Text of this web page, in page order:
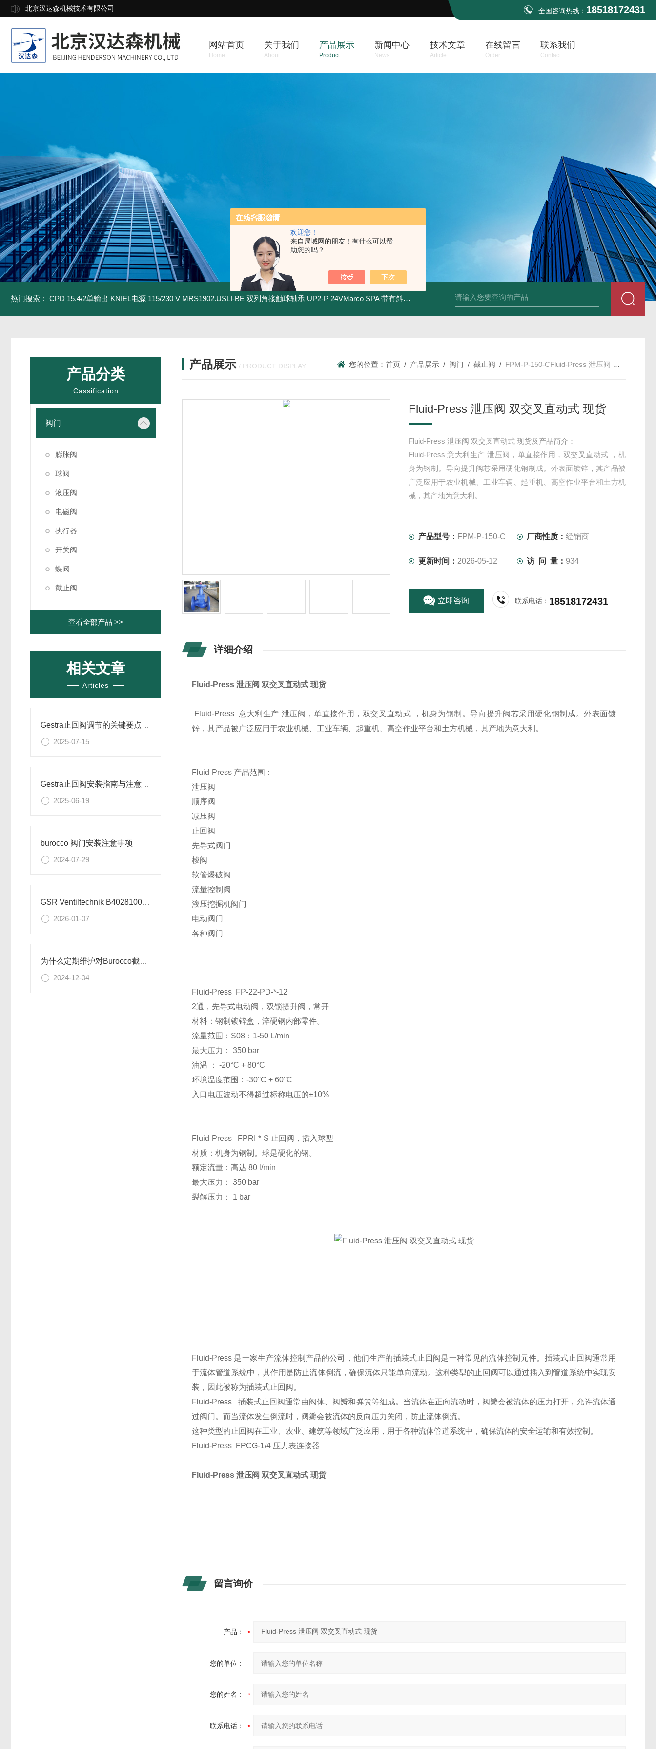
欢迎您！
来自局域网的朋友！有什么可以帮
助您的吗？
北京汉达森机械技术有限公司 全国咨询热线： 18518172431
网站首页
Home
关于我们
About
产品展示
Product
新闻中心
News
技术文章
Article
在线留言
Order
联系我们
Contact
热门搜索： CPD 15.4/2单输出 KNIEL电源 115/230 V MRS1902.USLI-BE 双列角接触球轴承 UP2-P 24VMarco SPA 带有斜齿轮青铜润滑油泵 UP2-P 24VMarco SPA带有螺旋青铜齿轮的自吸电动泵
产品分类
Cassification
阀门
膨胀阀
球阀
液压阀
电磁阀
执行器
开关阀
蝶阀
截止阀
查看全部产品 >>
相关文章
Articles
Gestra止回阀调节的关键要点与操作指南
2025-07-15
Gestra止回阀安装指南与注意事项详解
2025-06-19
burocco 阀门安装注意事项
2024-07-29
GSR Ventiltechnik B40281002.032X 截止阀的技术参数
2026-01-07
为什么定期维护对Burocco截止阀至关重要？
2024-12-04
产品展示 / PRODUCT DISPLAY 您的位置：首页 / 产品展示 / 阀门 /截止阀 / FPM-P-150-CFluid-Press 泄压阀 双交叉直动式 现货
Fluid-Press 泄压阀 双交叉直动式 现货
Fluid-Press 泄压阀 双交叉直动式 现货及产品简介：
Fluid-Press 意大利生产 泄压阀，单直接作用，双交叉直动式 ，机
身为钢制。导向提升阀芯采用硬化钢制成。外表面镀锌，其产品被
广泛应用于农业机械、工业车辆、起重机、高空作业平台和土方机
械，其产地为意大利。
产品型号： FPM-P-150-C 厂商性质：经销商
更新时间： 2026-05-12 访 问 量： 934
立即咨询 联系电话： 18518172431
详细介绍
Fluid-Press 泄压阀 双交叉直动式 现货
Fluid-Press 意大利生产 泄压阀，单直接作用，双交叉直动式 ，机身为钢制。导向提升阀芯采用硬化钢制成。外表面镀
锌，其产品被广泛应用于农业机械、工业车辆、起重机、高空作业平台和土方机械，其产地为意大利。
Fluid-Press 产品范围：
泄压阀
顺序阀
减压阀
止回阀
先导式阀门
梭阀
软管爆破阀
流量控制阀
液压挖掘机阀门
电动阀门
各种阀门
Fluid-Press FP-22-PD-*-12
2通，先导式电动阀，双锁提升阀，常开
材料：钢制镀锌盒，淬硬钢内部零件。
流量范围：S08：1-50 L/min
最大压力： 350 bar
油温 ： -20°C + 80°C
环境温度范围：-30°C + 60°C
入口电压波动不得超过标称电压的±10%
Fluid-Press FPRI-*-S 止回阀，插入球型
材质：机身为钢制。球是硬化的钢。
额定流量：高达 80 l/min
最大压力： 350 bar
裂解压力： 1 bar
Fluid-Press 是一家生产流体控制产品的公司，他们生产的插装式止回阀是一种常见的流体控制元件。插装式止回阀通常用
于流体管道系统中，其作用是防止流体倒流，确保流体只能单向流动。这种类型的止回阀可以通过插入到管道系统中实现安
装，因此被称为插装式止回阀。
Fluid-Press 插装式止回阀通常由阀体、阀瓣和弹簧等组成。当流体在正向流动时，阀瓣会被流体的压力打开，允许流体通
过阀门。而当流体发生倒流时，阀瓣会被流体的反向压力关闭，防止流体倒流。
这种类型的止回阀在工业、农业、建筑等领域广泛应用，用于各种流体管道系统中，确保流体的安全运输和有效控制。
Fluid-Press FPCG-1/4 压力表连接器
Fluid-Press 泄压阀 双交叉直动式 现货
留言询价
产品：
您的单位：
您的姓名：
联系电话：